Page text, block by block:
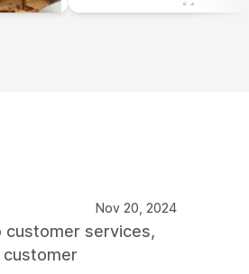
Nov 20, 2024
customer services,
customer